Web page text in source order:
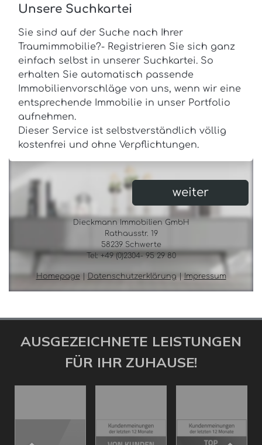
AUSGEZEICHNETE LEISTUNGEN
FÜR IHR ZUHAUSE!